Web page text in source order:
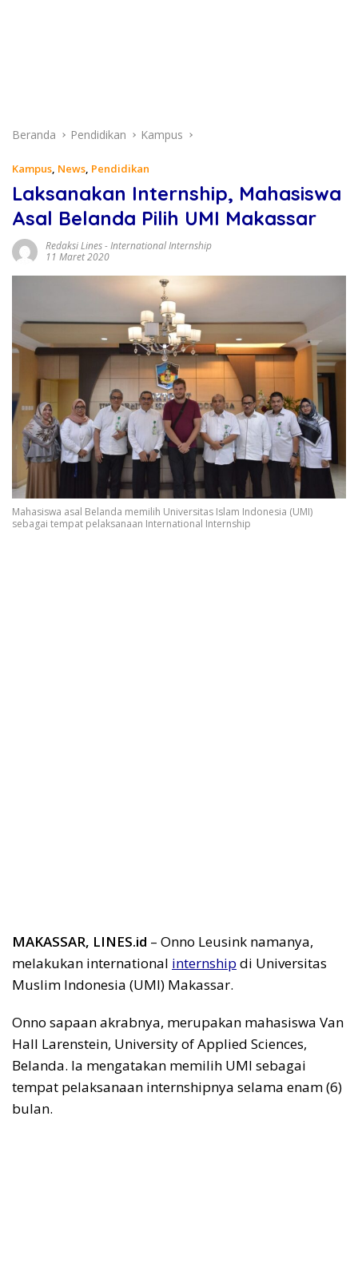
Beranda Pendidikan Kampus
Kampus, News, Pendidikan
Laksanakan Internship, Mahasiswa
Asal Belanda Pilih UMI Makassar
Redaksi Lines-International Internship
11 Maret 2020
Mahasiswa asal Belanda memilih Universitas Islam Indonesia (UMI)
sebagai tempat pelaksanaan International Internship
MAKASSAR, LINES.id – Onno Leusink namanya,
melakukan international internship di Universitas
Muslim Indonesia (UMI) Makassar.
Onno sapaan akrabnya, merupakan mahasiswa Van
Hall Larenstein, University of Applied Sciences,
Belanda. Ia mengatakan memilih UMI sebagai
tempat pelaksanaan internshipnya selama enam (6)
bulan.